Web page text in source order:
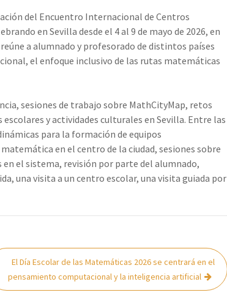
del Encuentro Internacional de Centros
en Sevilla desde el 4 al 9 de mayo de 2026, en
a alumnado y profesorado de distintos países
el enfoque inclusivo de las rutas matemáticas
sesiones de trabajo sobre MathCityMap, retos
y actividades culturales en Sevilla. Entre las
para la formación de equipos
en el centro de la ciudad, sesiones sobre
en el sistema, revisión por parte del alumnado,
una visita a un centro escolar, una visita guiada por
El Día Escolar de las Matemáticas 2026 se centrará en el
pensamiento computacional y la inteligencia artificial